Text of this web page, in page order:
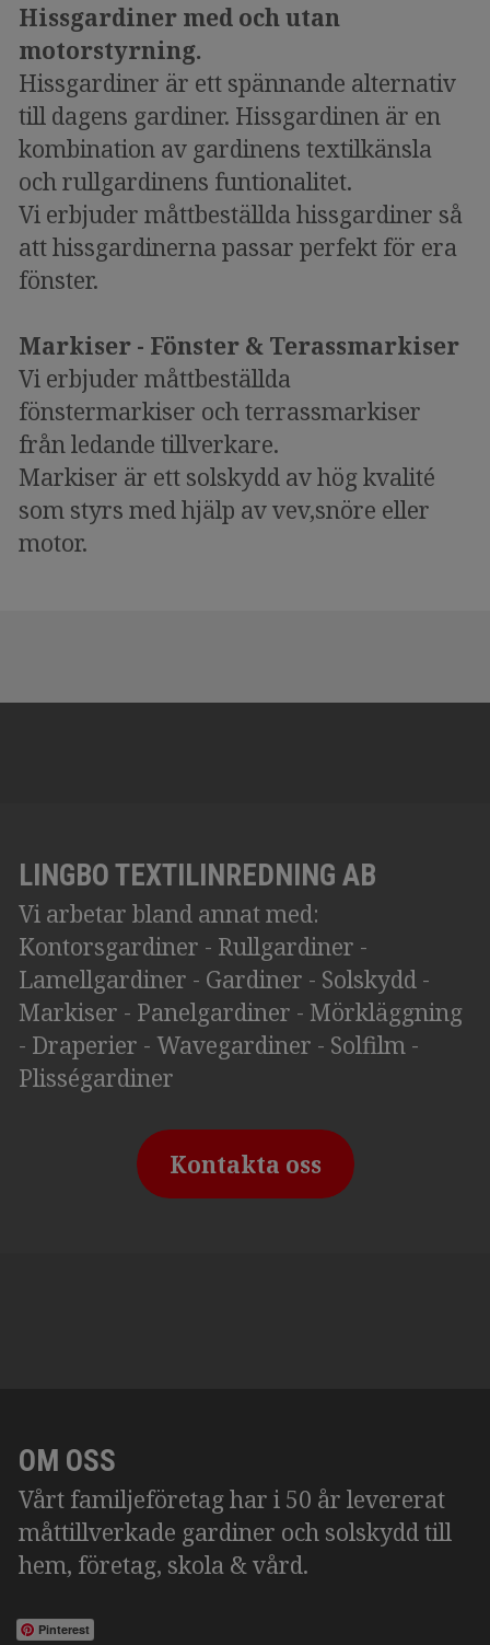
Hissgardiner med och utan
motorstyrning.
Hissgardiner är ett spännande alternativ
till dagens gardiner. Hissgardinen är en
kombination av gardinens textilkänsla
och rullgardinens funtionalitet.
Vi erbjuder måttbeställda hissgardiner så
att hissgardinerna passar perfekt för era
fönster.
Markiser - Fönster & Terassmarkiser
Vi erbjuder måttbeställda
fönstermarkiser och terrassmarkiser
från ledande tillverkare.
Markiser är ett solskydd av hög kvalité
som styrs med hjälp av vev,snöre eller
motor.
LINGBO TEXTILINREDNING AB
Vi arbetar bland annat med:
Kontorsgardiner - Rullgardiner -
Lamellgardiner - Gardiner - Solskydd -
Markiser - Panelgardiner - Mörkläggning
- Draperier - Wavegardiner - Solfilm -
Plisségardiner
Kontakta oss
OM OSS
Vårt familjeföretag har i 50 år levererat
måttillverkade gardiner och solskydd till
hem, företag, skola & vård.
Pinterest